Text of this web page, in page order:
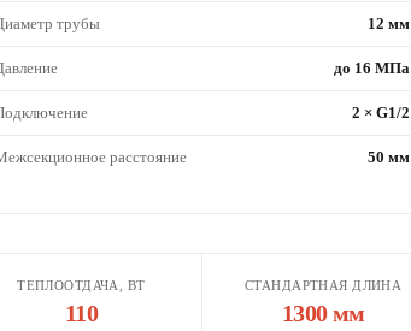
трубы 12 мм
до 16 МПа
2 × G1/2
расстояние 50 мм
ТЕПЛООТДАЧА, ВТ
110
СТАНДАРТНАЯ ДЛИНА
1300 мм